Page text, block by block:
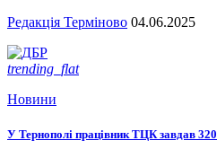
Редакція Терміново 04.06.2025
trending_flat
Новини
У Тернополі працівник ТЦК завдав 320